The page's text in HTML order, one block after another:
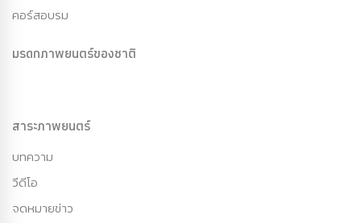
คอร์สอบรม
มรดกภาพยนตร์ของชาติ
สาระภาพยนตร์
บทความ
วีดีโอ
จดหมายข่าว